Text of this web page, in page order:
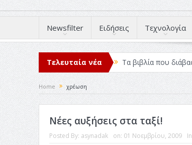
Newsfilter Ειδήσεις Τεχνολογία
Τελευταία νέα Τα βιβλία που
Σχεδιασμός που
Το Top 5 της
Η Φροντίδα Έχει
Όψεις και Απόψεις
Home χρέωση
Νέες αυξήσεις στα ταξί!
Posted By: asynadak on: 01 Νοεμβρίου, 2009